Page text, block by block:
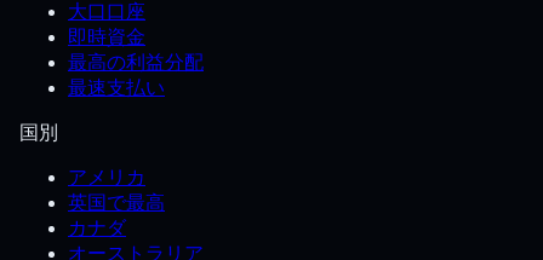
大口口座
即時資金
最高の利益分配
最速支払い
国別
アメリカ
英国で最高
カナダ
オーストラリア